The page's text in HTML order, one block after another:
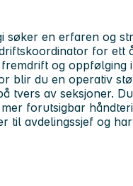
søker en erfaren og
for ett
og oppfølging
blir du en operativ
tvers av seksjoner.
forutsigbar
til avdelingssjef og